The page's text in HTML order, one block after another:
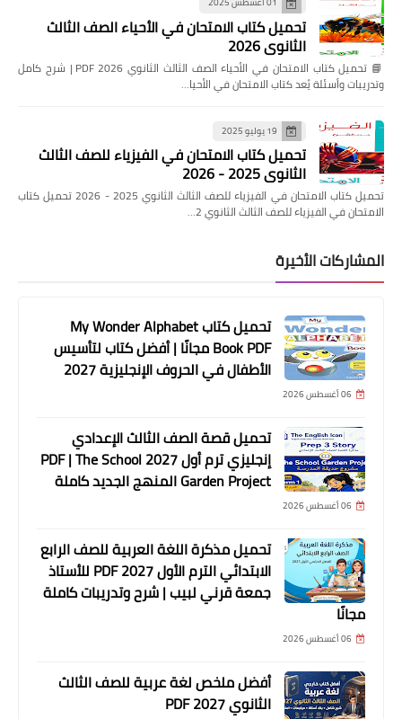
تحميل كتاب الامتحان في الأحياء الصف الثالث
الثانوي 2026
📘 تحميل كتاب الامتحان في الأحياء الصف الثالث الثانوي 2026 PDF | شرح كامل
وتدريبات وأسئلة يُعد كتاب الامتحان في الأحيا…
19 يوليو 2025
تحميل كتاب الامتحان في الفيزياء للصف الثالث
الثانوي 2025 - 2026
تحميل كتاب الامتحان في الفيزياء للصف الثالث الثانوي 2025 - 2026 تحميل كتاب
الامتحان في الفيزياء للصف الثالث الثانوي 2…
المشاركات الأخيرة
تحميل كتاب My Wonder Alphabet
Book PDF مجانًا | أفضل كتاب لتأسيس
الأطفال في الحروف الإنجليزية 2027
06 أغسطس 2026
تحميل قصة الصف الثالث الإعدادي
إنجليزي ترم أول 2027 PDF | The School
Garden Project المنهج الجديد كاملة
06 أغسطس 2026
تحميل مذكرة اللغة العربية للصف الرابع
الابتدائي الترم الأول 2027 PDF للأستاذ
جمعة قرني لبيب | شرح وتدريبات كاملة
مجانًا
06 أغسطس 2026
أفضل ملخص لغة عربية للصف الثالث
الثانوي 2027 PDF